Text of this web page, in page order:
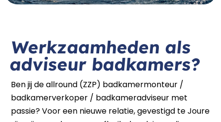
Werkzaamheden als
adviseur badkamers?
Ben jij de allround (ZZP) badkamermonteur /
badkamerverkoper / badkameradviseur met
passie? Voor een nieuwe relatie, gevestigd te Joure